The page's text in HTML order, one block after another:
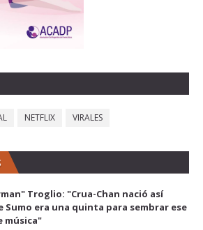
NETFLIX VIRALES
Troglio: "Crua-Chan nació así
Sumo era una quinta para sembrar ese
música"